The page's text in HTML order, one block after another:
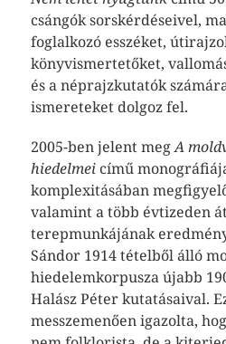
csángók sorskérdéseivel,
foglalkozó esszéket,
könyvismertetőket,
és a néprajzkutatók
ismereteket dolgoz fel.
2005-ben jelent megA
hiedelmei című
komplexitásában
valamint a több évtizeden
terepmunkájának
Sándor 1914 tételből álló
hiedelemkorpusza újabb
Halász Péter kutatásaival.
messzemenően igazolta,